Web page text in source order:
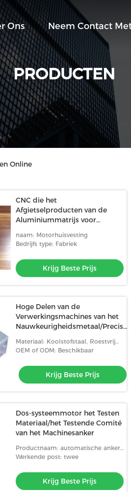
Ons Neem Contact
PRODUCTEN
Online
CNC die het
Afgietselproducten van de
Aluminiummatrijs voor
van de Metaalmatrijs
machinaal bewerken
naam: Motorhuisvesting
Bedrijfs type: Fabriek
Krijg Beste Prijs
Hoge Delen van de
Verwerkingsmachines van het
Nauwkeurigheidsmetaal/Precisie
Materiaal: Koolstofstaal, Roestvrij
staal, Koper, Aluminium enz.
OEM of ODM: Beschikbaar
Krijg Beste Prijs
Dos-systeemmotor het Testen
Materiaal/het Testende Comité
van het Machinesanker
Productnaam: automatische anker
het testen machine
Werkende post: twee
Krijg Beste Prijs